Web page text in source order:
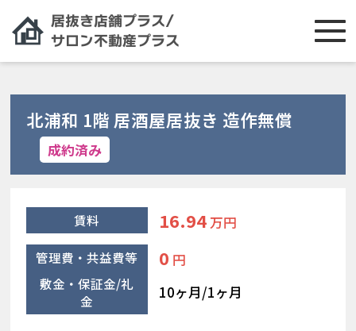
北浦和 1階 居酒屋居抜き 造作無償
成約済み
賃料 16.94万円
管理費・共益費等 0 円
敷金・保証金/礼
金
10ヶ月/1ヶ月